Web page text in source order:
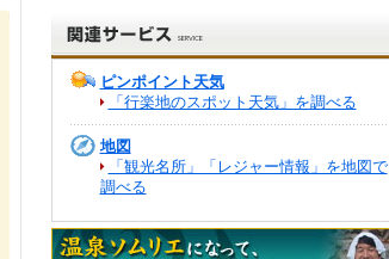
ピンポイント天気
「行楽地のスポット天気」を調べる
地図
「観光名所」「レジャー情報」を地図で
調べる